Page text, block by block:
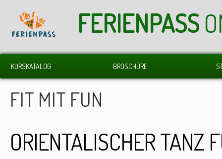
FERIENPASS
KURSKATALOG BROSCHÜRE
FIT MIT FUN
ORIENTALISCHER TANZ